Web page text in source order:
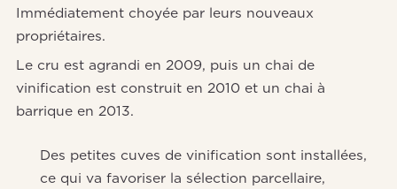
Immédiatement choyée par leurs nouveaux
propriétaires.
Le cru est agrandi en 2009, puis un chai de
vinification est construit en 2010 et un chai à
barrique en 2013.
Des petites cuves de vinification sont installées,
ce qui va favoriser la sélection parcellaire,